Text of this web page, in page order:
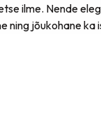
ilme. Nende
ning jõukohane ka